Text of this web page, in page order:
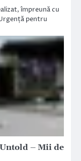
împreună cu
pentru
– Mii de